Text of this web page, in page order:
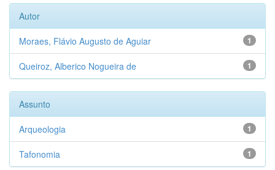
Autor
1
Moraes, Flávio Augusto de Aguiar
1
Queiroz, Alberico Nogueira de
Assunto
1
Arqueologia
1
Tafonomia